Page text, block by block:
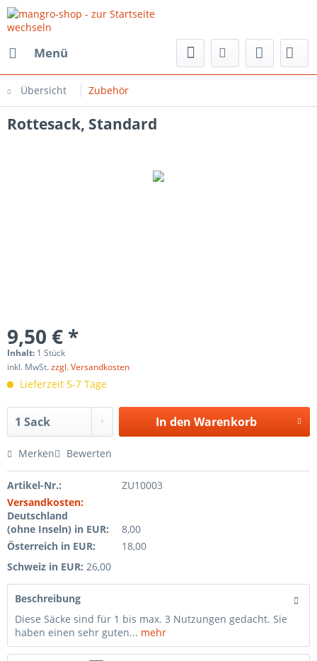
Menü
Übersicht Zubehör
Rottesack, Standard
9,50 € *
Inhalt: 1 Stück
inkl. MwSt.zzgl. Versandkosten
Lieferzeit 5-7 Tage
In den Warenkorb
Merken Bewerten
Artikel-Nr.:
ZU10003
Versandkosten:
Deutschland
(ohne Inseln) in EUR:
8,00
Österreich in EUR:
18,00
Schweiz in EUR: 26,00
Beschreibung
Diese Säcke sind für 1 bis max. 3 Nutzungen gedacht. Sie
haben einen sehr guten... mehr